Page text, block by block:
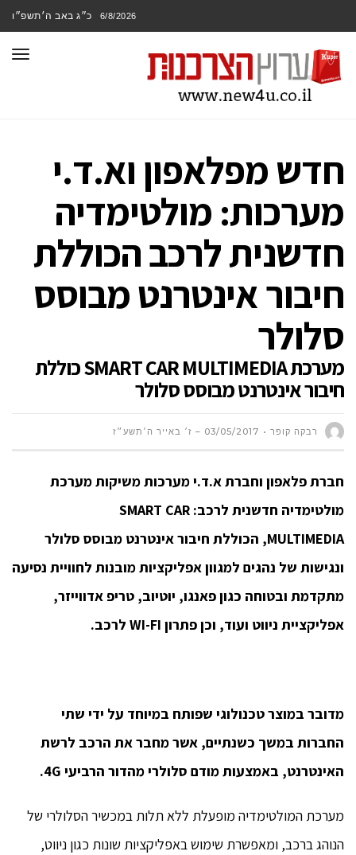
6/8/2026 כ״ג באב ה׳תשפ״ו
חדש מפלאפון וא.ד.י
מערכות: מולטימדיה
חדשנית לרכב הכוללת
חיבור אינטרנט מבוסס
סלולר
מערכת SMART CAR MULTIMEDIA כוללת
חיבור אינטרנט מבוסס סלולר
רבקה קופר 03/05/2017 – ז׳ באייר ה׳תשע״ז
חברת פלאפון וחברת א.ד.י מערכות משיקות מערכת
מולטימדיה חדשנית לרכב: SMART CAR
MULTIMEDIA, הכוללת חיבור אינטרנט מבוסס סלולר
ונגישות של נהגים למגוון אפליקציות מובנות לחוויית נסיעה
מתקדמת ובטוחה כגון פאנגו, יוטיוב, טריפ אדווייזר,
אפליקציית ניווט ועוד, וכן פתרון WI-FI לרכב.
מדובר במוצר טכנולוגי שפותח במיוחד על ידי שתי
החברות במשך כשנתיים, אשר מחבר את הרכב לרשת
האינטרנט, באמצעות מודם סלולרי מהדור הרביעי 4G.
מערכת המולטימדיה מופעלת ללא תלות במכשיר הסלולרי של
הנוהג ברכב, ומאפשרת שימוש באפליקציות שונות כגון ניווט,